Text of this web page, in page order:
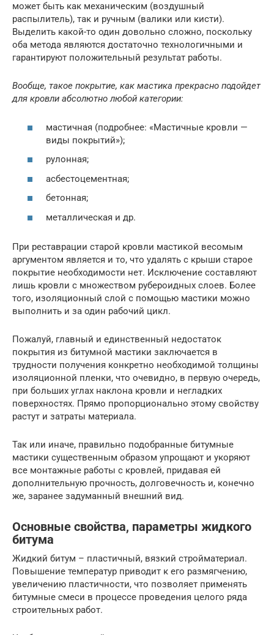
может быть как механическим (воздушный
распылитель), так и ручным (валики или кисти).
Выделить какой-то один довольно сложно, поскольку
оба метода являются достаточно технологичными и
гарантируют положительный результат работы.
Вообще, такое покрытие, как мастика прекрасно подойдет
для кровли абсолютно любой категории:
мастичная (подробнее: «Мастичные кровли —
виды покрытий»);
рулонная;
асбестоцементная;
бетонная;
металлическая и др.
При реставрации старой кровли мастикой весомым
аргументом является и то, что удалять с крыши старое
покрытие необходимости нет. Исключение составляют
лишь кровли с множеством рубероидных слоев. Более
того, изоляционный слой с помощью мастики можно
выполнить и за один рабочий цикл.
Пожалуй, главный и единственный недостаток
покрытия из битумной мастики заключается в
трудности получения конкретно необходимой толщины
изоляционной пленки, что очевидно, в первую очередь,
при больших углах наклона кровли и негладких
поверхностях. Прямо пропорционально этому свойству
растут и затраты материала.
Так или иначе, правильно подобранные битумные
мастики существенным образом упрощают и укоряют
все монтажные работы с кровлей, придавая ей
дополнительную прочность, долговечность и, конечно
же, заранее задуманный внешний вид.
Основные свойства, параметры жидкого
битума
Жидкий битум – пластичный, вязкий стройматериал.
Повышение температур приводит к его размягчению,
увеличению пластичности, что позволяет применять
битумные смеси в процессе проведения целого ряда
строительных работ.